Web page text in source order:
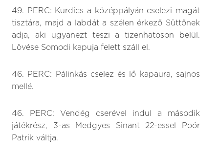
49. PERC: Kurdics a középpályán cselezi magát
tisztára, majd a labdát a szélen érkező Süttőnek
adja, aki ugyanezt teszi a tizenhatoson belül.
Lövése Somodi kapuja felett száll el.
46. PERC: Pálinkás cselez és lő kapaura, sajnos
mellé.
46. PERC: Vendég cserével indul a második
játékrész, 3-as Medgyes Sinant 22-essel Poór
Patrik váltja.